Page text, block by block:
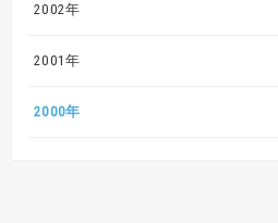
2002年
2001年
2000年